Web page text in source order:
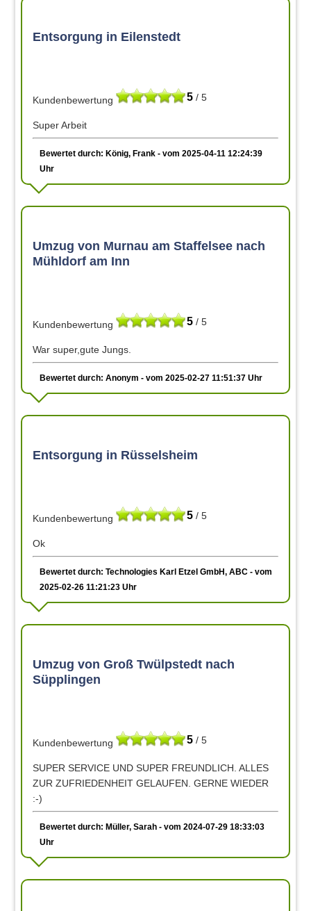
Entsorgung in Eilenstedt
5 / 5
Kundenbewertung
Super Arbeit
Bewertet durch: König, Frank - vom 2025-04-11 12:24:39
Uhr
Umzug von Murnau am Staffelsee nach
Mühldorf am Inn
5 / 5
Kundenbewertung
War super,gute Jungs.
Bewertet durch: Anonym - vom 2025-02-27 11:51:37 Uhr
Entsorgung in Rüsselsheim
5 / 5
Kundenbewertung
Ok
Bewertet durch: Technologies Karl Etzel GmbH, ABC - vom
2025-02-26 11:21:23 Uhr
Umzug von Groß Twülpstedt nach
Süpplingen
5 / 5
Kundenbewertung
SUPER SERVICE UND SUPER FREUNDLICH. ALLES
ZUR ZUFRIEDENHEIT GELAUFEN. GERNE WIEDER
:-)
Bewertet durch: Müller, Sarah - vom 2024-07-29 18:33:03
Uhr